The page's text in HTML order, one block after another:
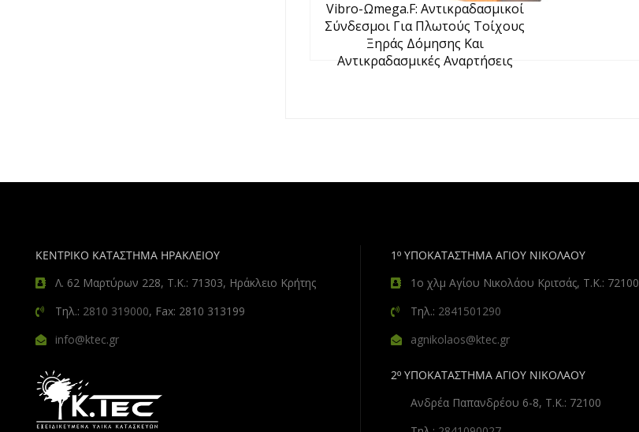
Vibro-Ωmega.F: Αντικραδασμικοί
Σύνδεσμοι Για Πλωτούς Τοίχους
Ξηράς Δόμησης Και
Αντικραδασμικές Αναρτήσεις
ΚΕΝΤΡΙΚΟ ΚΑΤΑΣΤΗΜΑ ΗΡΑΚΛΕΙΟΥ
Λ. 62 Μαρτύρων 228, Τ.Κ.: 71303, Ηράκλειο Κρήτης
Τηλ.: 2810 319000, Fax: 2810 313199
info@ktec.gr
1º ΥΠΟΚΑΤΑΣΤΗΜΑ ΑΓΙΟΥ ΝΙΚΟΛΑΟΥ
1ο χλμ Αγίου Νικολάου Κριτσάς, Τ.Κ.: 72100
Τηλ.: 2841501290
agnikolaos@ktec.gr
2º ΥΠΟΚΑΤΑΣΤΗΜΑ ΑΓΙΟΥ ΝΙΚΟΛΑΟΥ
Ανδρέα Παπανδρέου 6-8, Τ.Κ.: 72100